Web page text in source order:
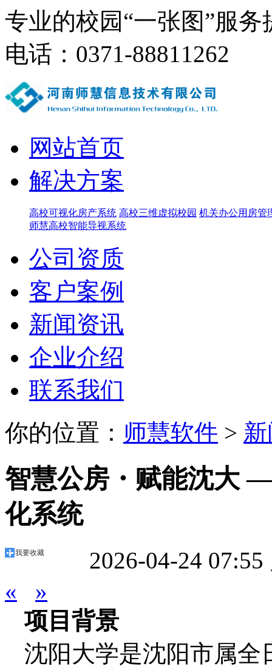
专业的校园“一张图”服务
电话：0371-88811262
网站首页
解决方案
高校可视化房产系统 高校三维虚拟校园 机关办公用房管
师慧高校智能导视系统
公司资质
客户案例
新闻资讯
企业介绍
联系我们
你的位置： 师慧软件 >
智慧公房・赋能沈大
化系统
2026-04-24 07:55
我要收藏
«
»
项目背景
沈阳大学是沈阳市属全